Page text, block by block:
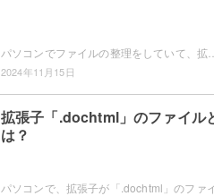
2024年11月15日
拡張子「.dochtml」のファイル
は？